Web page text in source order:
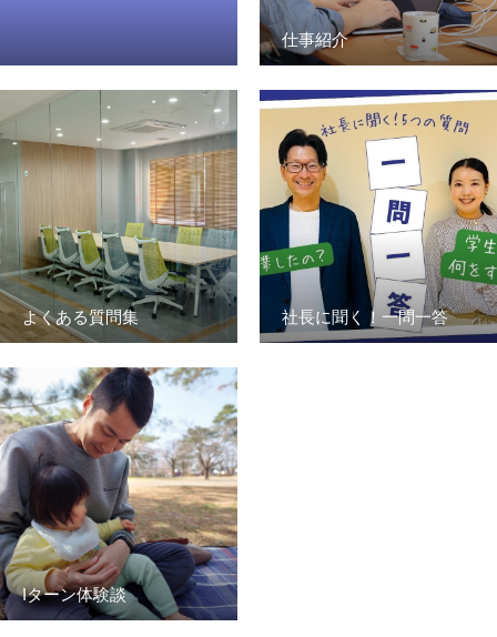
仕事紹介
よくある質問集 社長に聞く！一問一答
Iターン体験談